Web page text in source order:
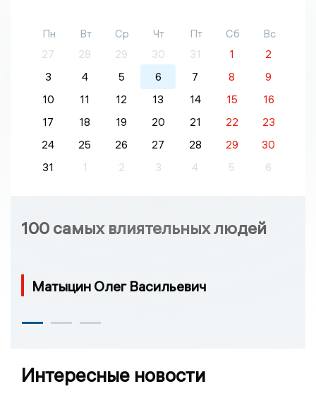
Пн Вт Ср Чт Пт Сб
Вс
27
28 29 30 31 1
2
3
4 5 6 7 8
9
10
11 12 13 14 15
16
17
18 19 20 21 22
23
24
25 26 27 28 29
30
31
1 2 3 4 5 6
100 самых влиятельных людей
Матыцин Олег Васильевич
Интересные новости